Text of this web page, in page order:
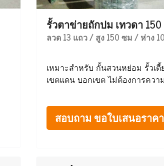
รั้วตาข่ายถักปม เทวดา
ลวด 13 แถว / สูง 150 ซม / ห่าง
เหมาะสำหรับ กั้นสวนหย่อม รั้วเตี้
เขตแดน บอกเขต ไม่ต้องการควา
สอบถาม ขอใบเสนอราคา